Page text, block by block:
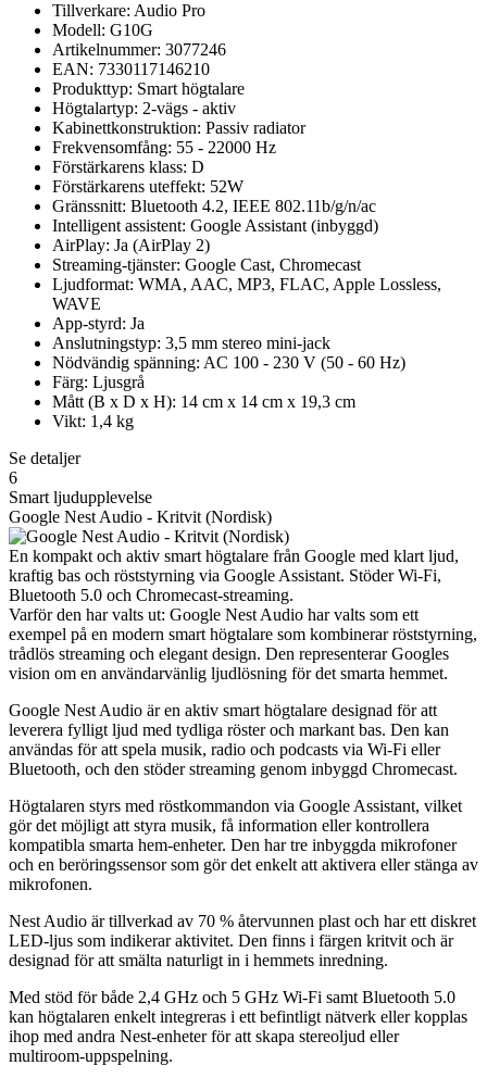
Tillverkare: Audio Pro
Modell: G10G
Artikelnummer: 3077246
EAN: 7330117146210
Produkttyp: Smart högtalare
Högtalartyp: 2-vägs - aktiv
Kabinettkonstruktion: Passiv radiator
Frekvensomfång: 55 - 22000 Hz
Förstärkarens klass: D
Förstärkarens uteffekt: 52W
Gränssnitt: Bluetooth 4.2, IEEE 802.11b/g/n/ac
Intelligent assistent: Google Assistant (inbyggd)
AirPlay: Ja (AirPlay 2)
Streaming-tjänster: Google Cast, Chromecast
Ljudformat: WMA, AAC, MP3, FLAC, Apple Lossless,
WAVE
App-styrd: Ja
Anslutningstyp: 3,5 mm stereo mini-jack
Nödvändig spänning: AC 100 - 230 V (50 - 60 Hz)
Färg: Ljusgrå
Mått (B x D x H): 14 cm x 14 cm x 19,3 cm
Vikt: 1,4 kg
Se detaljer
6
Smart ljudupplevelse
Google Nest Audio - Kritvit (Nordisk)
En kompakt och aktiv smart högtalare från Google med klart ljud,
kraftig bas och röststyrning via Google Assistant. Stöder Wi-Fi,
Bluetooth 5.0 och Chromecast-streaming.
Varför den har valts ut: Google Nest Audio har valts som ett
exempel på en modern smart högtalare som kombinerar röststyrning,
trådlös streaming och elegant design. Den representerar Googles
vision om en användarvänlig ljudlösning för det smarta hemmet.
Google Nest Audio är en aktiv smart högtalare designad för att
leverera fylligt ljud med tydliga röster och markant bas. Den kan
användas för att spela musik, radio och podcasts via Wi-Fi eller
Bluetooth, och den stöder streaming genom inbyggd Chromecast.
Högtalaren styrs med röstkommandon via Google Assistant, vilket
gör det möjligt att styra musik, få information eller kontrollera
kompatibla smarta hem-enheter. Den har tre inbyggda mikrofoner
och en beröringssensor som gör det enkelt att aktivera eller stänga av
mikrofonen.
Nest Audio är tillverkad av 70 % återvunnen plast och har ett diskret
LED-ljus som indikerar aktivitet. Den finns i färgen kritvit och är
designad för att smälta naturligt in i hemmets inredning.
Med stöd för både 2,4 GHz och 5 GHz Wi-Fi samt Bluetooth 5.0
kan högtalaren enkelt integreras i ett befintligt nätverk eller kopplas
ihop med andra Nest-enheter för att skapa stereoljud eller
multiroom-uppspelning.